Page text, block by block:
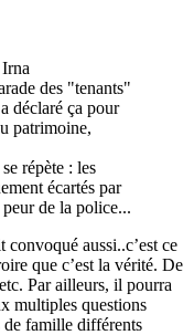
des "tenants"
déclaré ça pour
patrimoine,
répète : les
écartés par
de la police...
convoqué aussi..c’est ce
que c’est la vérité. De
Par ailleurs, il pourra
multiples questions
de famille différents